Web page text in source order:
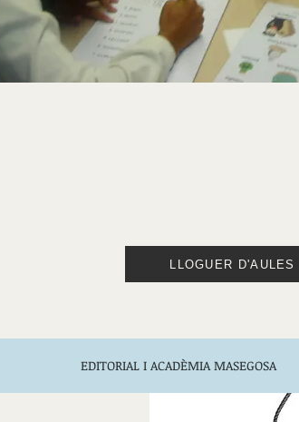
LLOGUER D'AULES
EDITORIAL I ACADÈMIA MASEGOSA